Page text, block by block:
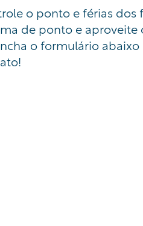
o ponto e férias dos
de ponto e aproveite
o formulário